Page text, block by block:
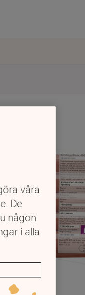
våra
De
någon
i alla